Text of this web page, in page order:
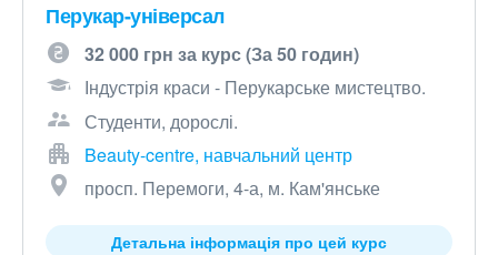
Перукар-універсал
32 000 грн за курс (За 50 годин)
Індустрія краси - Перукарське мистецтво.
Студенти, дорослі.
Beauty-centre, навчальний центр
просп. Перемоги, 4-а, м. Кам'янське
Детальна інформація про цей курс